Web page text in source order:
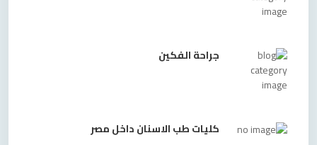
جراحة الفكين
كليات طب الاسنان داخل مصر